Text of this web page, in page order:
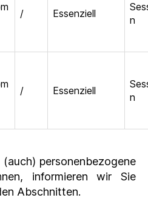
/ Essenziell
n
/ Essenziell
n
personenbezogene
informieren wir Sie
Abschnitten.